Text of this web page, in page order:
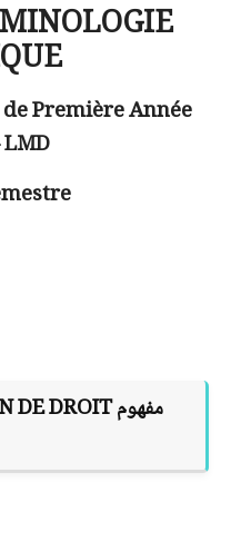
Première Année
DE DROITمفهوم